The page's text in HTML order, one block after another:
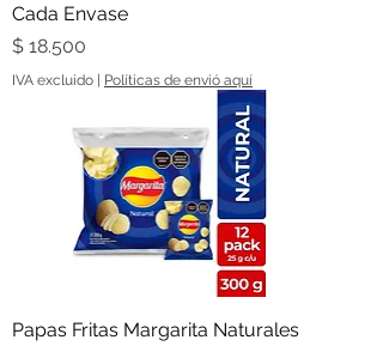
Cada Envase
Precio
$ 18.500
IVA excluido | Políticas de envió aquí
Papas Fritas Margarita Naturales